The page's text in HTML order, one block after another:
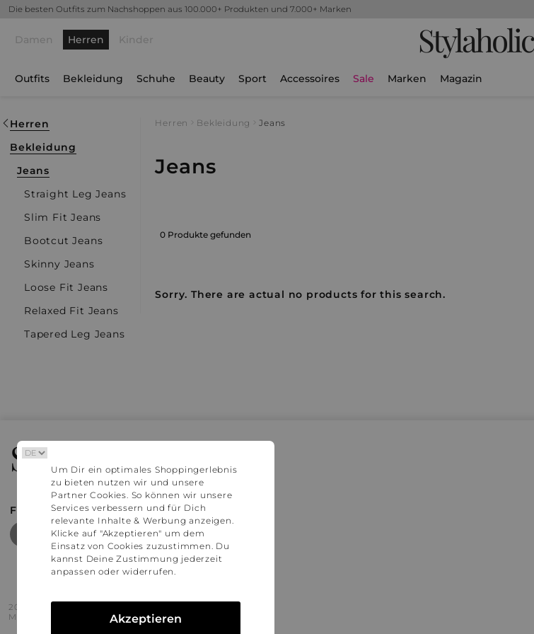
Die besten Outfits zum Nachshoppen aus 100.000+ Produkten und 7.000+ Marken
Damen Herren Kinder Stylaholic
Outfits Bekleidung Schuhe Beauty Sport Accessoires Sale Marken Magazin
Herren
Bekleidung
Jeans
Straight Leg Jeans
Slim Fit Jeans
Bootcut Jeans
Skinny Jeans
Loose Fit Jeans
Relaxed Fit Jeans
Tapered Leg Jeans
Herren Bekleidung Jeans
Jeans
0 Produkte gefunden
Sorry. There are actual no products for this search.
Stylaholic
FIND MORE INSPIRATION
2016 - 2026 © Stylaholic.
Made for you with love in munich.
Um Dir ein optimales Shoppingerlebnis
zu bieten nutzen wir und unsere
Partner Cookies. So können wir unsere
Services verbessern und für Dich
relevante Inhalte & Werbung anzeigen.
Klicke auf "Akzeptieren" um dem
Einsatz von Cookies zuzustimmen. Du
kannst Deine Zustimmung jederzeit
anpassen oder widerrufen.
Akzeptieren